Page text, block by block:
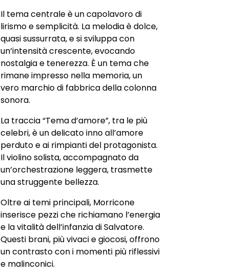
Il tema centrale è un capolavoro di
lirismo e semplicità. La melodia è dolce,
quasi sussurrata, e si sviluppa con
un’intensità crescente, evocando
nostalgia e tenerezza. È un tema che
rimane impresso nella memoria, un
vero marchio di fabbrica della colonna
sonora.
La traccia “Tema d’amore”, tra le più
celebri, è un delicato inno all’amore
perduto e ai rimpianti del protagonista.
Il violino solista, accompagnato da
un’orchestrazione leggera, trasmette
una struggente bellezza.
Oltre ai temi principali, Morricone
inserisce pezzi che richiamano l’energia
e la vitalità dell’infanzia di Salvatore.
Questi brani, più vivaci e giocosi, offrono
un contrasto con i momenti più riflessivi
e malinconici.